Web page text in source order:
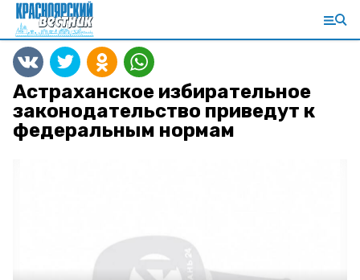
Астраханское избирательное
законодательство приведут к
федеральным нормам